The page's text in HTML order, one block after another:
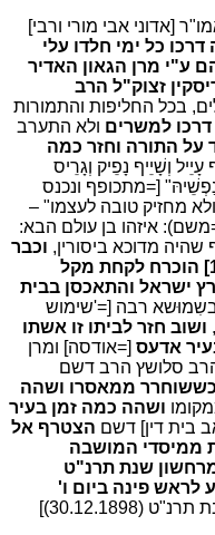
[אדוני אבי מורי ורבי]
כל ימי חלדו עלי
ע"י מרן הגאון האדיר
זצוק"ל הרב
בכל החליפות והתמורות
דרכו למשרים ולא התערב
על התורה וחזר כמה
עָיֵיל וְשָׁיֵיף נָפֵיק וְגָרֵיס
[=מתכופף ונכנס
מחזיק טובה לעצמו" –
איזהו בן עולם הבא:
שהיה מדוכא ביסורין, וכבר
בשנתו השלשים בשנת תרנ"ב [1892] הוכרח לקחת מקל
ישראל והתאכסן בבית
בשִמוּשא רבה [='שימוש
ושוב חזר לביתו זו אשתו
אדעס [=אודסה] ומרן
סלושץ הרב דשם
ממאסרו ושהה
ושהה כמה זמן בעיר
בית דין] דשם הצטרף אל
ממיסדי המושבה
שנת תרנ"ט
לראש פינה ביום ו'
(30.12.1898)]